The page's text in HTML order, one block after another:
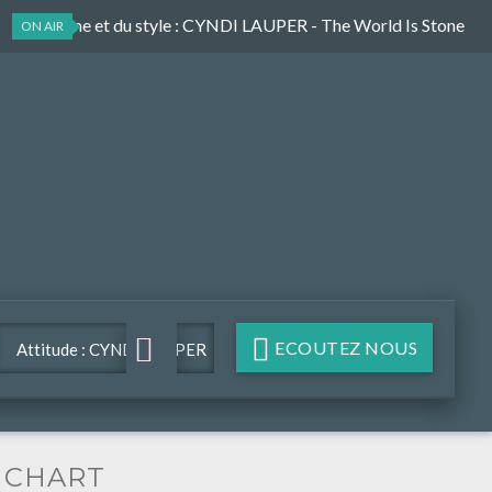
ON AIR
Du rythme et du style : CYNDI LAUPER - The World Is Stone
Attitude : CYNDI LAUPER
- The World Is Stone
ECOUTEZ NOUS
CHART